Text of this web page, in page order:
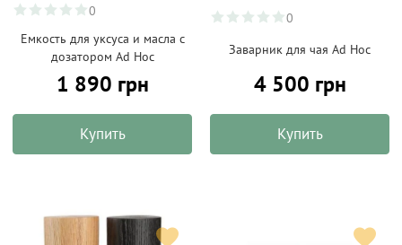
0
Емкость для уксуса и масла с
дозатором Ad Hoc
1 890 грн
Купить
0
Заварник для чая Ad Hoc
4 500 грн
Купить